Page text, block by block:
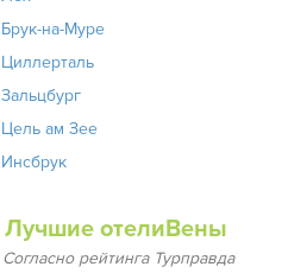
Брук-на-Муре
Циллерталь
Зальцбург
Цель ам Зее
Инсбрук
Лучшие отелиВены
Согласно рейтинга Турправда